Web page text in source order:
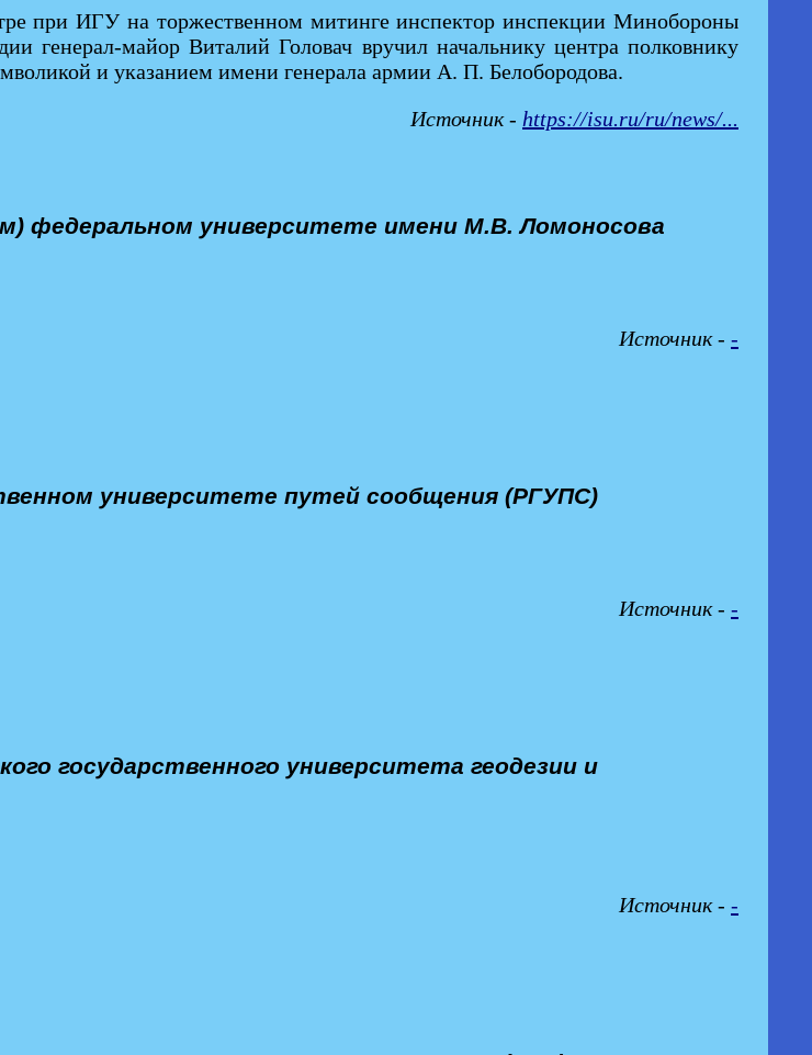
при ИГУ на торжественном митинге инспектор инспекции Минобороны
генерал-майор Виталий Головач вручил начальнику центра полковнику
и указанием имени генерала армии А. П. Белобородова.
Источник - https://isu.ru/ru/news/...
федеральном университете имени М.В. Ломоносова
Источник - -
университете путей сообщения (РГУПС)
Источник - -
государственного университета геодезии и
Источник - -